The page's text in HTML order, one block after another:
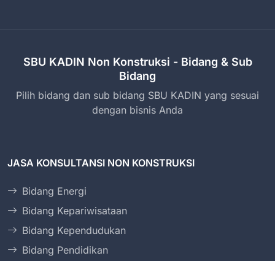
SBU KADIN Non Konstruksi - Bidang & Sub
Bidang
Pilih bidang dan sub bidang SBU KADIN yang sesuai
dengan bisnis Anda
JASA KONSULTANSI NON KONSTRUKSI
Bidang Energi
Bidang Kepariwisataan
Bidang Kependudukan
Bidang Pendidikan